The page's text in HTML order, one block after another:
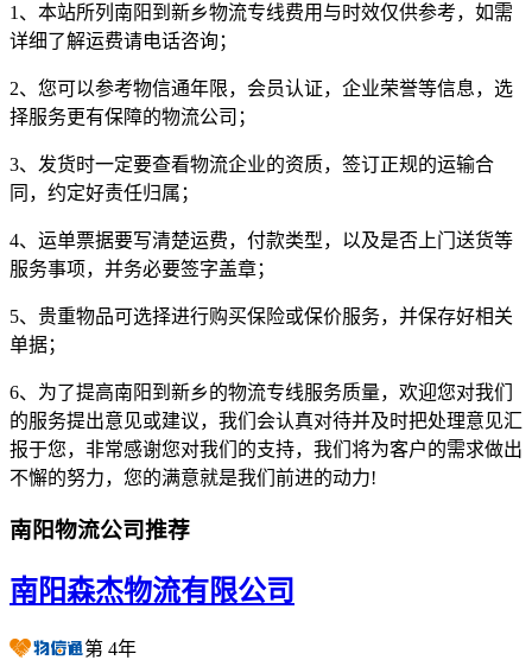
1、本站所列南阳到新乡物流专线费用与时效仅供参考，如需
详细了解运费请电话咨询；
2、您可以参考物信通年限，会员认证，企业荣誉等信息，选
择服务更有保障的物流公司；
3、发货时一定要查看物流企业的资质，签订正规的运输合
同，约定好责任归属；
4、运单票据要写清楚运费，付款类型，以及是否上门送货等
服务事项，并务必要签字盖章；
5、贵重物品可选择进行购买保险或保价服务，并保存好相关
单据；
6、为了提高南阳到新乡的物流专线服务质量，欢迎您对我们
的服务提出意见或建议，我们会认真对待并及时把处理意见汇
报于您，非常感谢您对我们的支持，我们将为客户的需求做出
不懈的努力，您的满意就是我们前进的动力!
南阳物流公司推荐
南阳森杰物流有限公司
第 4年